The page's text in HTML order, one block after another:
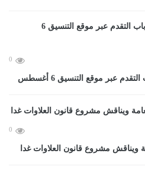
0
0
ويناقش مشروع قانون العلاوات غدا